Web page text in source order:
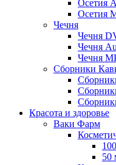
Осетия
Осетия
Чечня
Чечня
Чечня
Чечня
Сборники
Красота и здоровье
Ваки Фарм
50